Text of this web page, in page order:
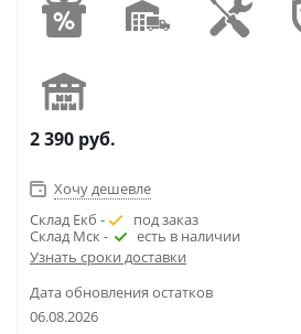
2 390 руб.
Хочу дешевле
Склад Екб -
под заказ
Склад Мск -
есть в наличии
Узнать сроки доставки
Дата обновления остатков
06.08.2026